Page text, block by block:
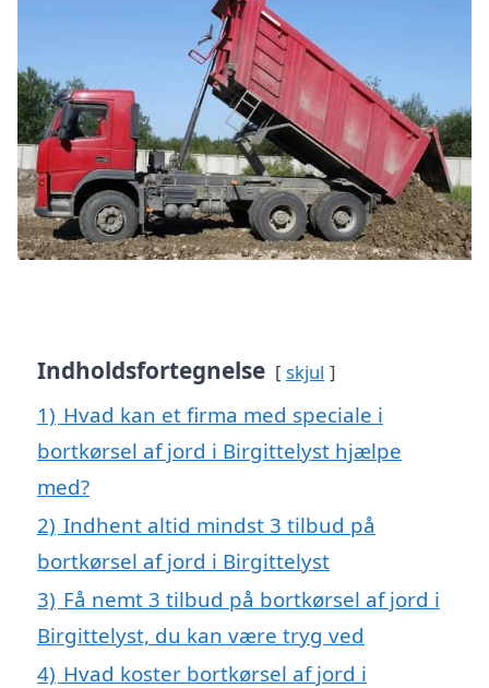
Indholdsfortegnelse skjul
1) Hvad kan et firma med speciale i
bortkørsel af jord i Birgittelyst hjælpe
med?
2) Indhent altid mindst 3 tilbud på
bortkørsel af jord i Birgittelyst
3) Få nemt 3 tilbud på bortkørsel af jord i
Birgittelyst, du kan være tryg ved
4) Hvad koster bortkørsel af jord i